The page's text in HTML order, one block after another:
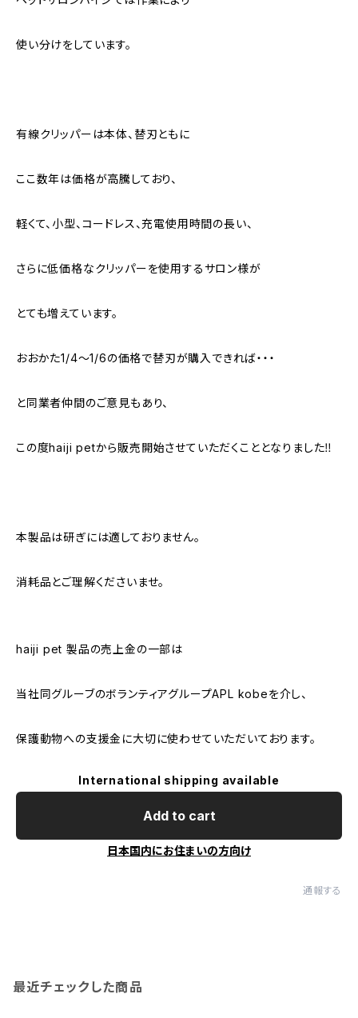
使い分けをしています。
有線クリッパーは本体、替刃ともに
ここ数年は価格が高騰しており、
軽くて、小型、コードレス、充電使用時間の長い、
さらに低価格なクリッパーを使用するサロン様が
とても増えています。
おおかた1/4〜1/6の価格で替刃が購入できれば・・・
と同業者仲間のご意見もあり、
この度haiji petから販売開始させていただくこととなりました‼️
本製品は研ぎには適しておりません。
消耗品とご理解くださいませ。
haiji pet 製品の売上金の一部は
当社同グルーブのボランティアグループAPL kobeを介し、
保護動物への支援金に大切に使わせていただいております。
International shipping available
Add to cart
日本国内にお住まいの方向け
通報する
最近チェックした商品